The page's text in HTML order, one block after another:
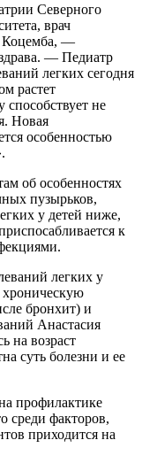
Северного
врач
Коцемба, —
— Педиатр
легких сегодня
растет
способствует не
Новая
особенностью
об особенностях
пузырьков,
у детей ниже,
к
легких у
хроническую
бронхит) и
Анастасия
на возраст
суть болезни и ее
профилактике
среди факторов,
приходится на